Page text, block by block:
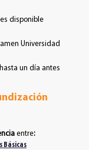
disponible
Universidad
un día antes
entre:
Básicas